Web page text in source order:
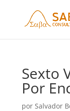
Sexto
Por
por Salvador